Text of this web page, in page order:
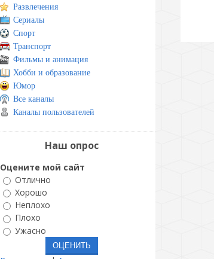
Развлечения
Сериалы
Спорт
Транспорт
Фильмы и анимация
Хобби и образование
Юмор
Все каналы
Каналы пользователей
Наш опрос
Оцените мой сайт
Отлично
Хорошо
Неплохо
Плохо
Ужасно